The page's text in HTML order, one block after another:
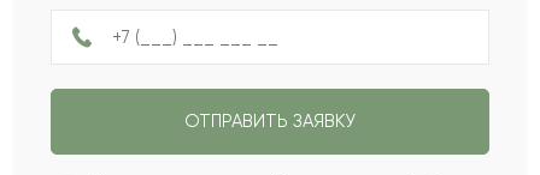
С Силика
ОТПРАВИТЬ ЗАЯВКУ